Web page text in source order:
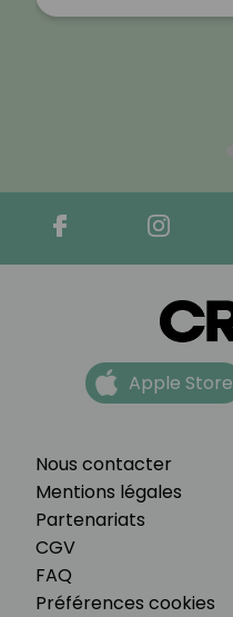
Nous contacter
Mentions légales
Partenariats
CGV
FAQ
Préférences cookies
Apple Store